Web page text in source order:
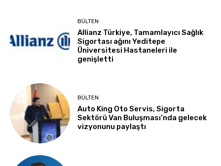
BÜLTEN
Allianz Türkiye, Tamamlayıcı Sağlık
Sigortası ağını Yeditepe
Üniversitesi Hastaneleri ile
genişletti
BÜLTEN
Auto King Oto Servis, Sigorta
Sektörü Van Buluşması’nda gelecek
vizyonunu paylaştı